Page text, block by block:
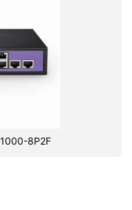
8P2F